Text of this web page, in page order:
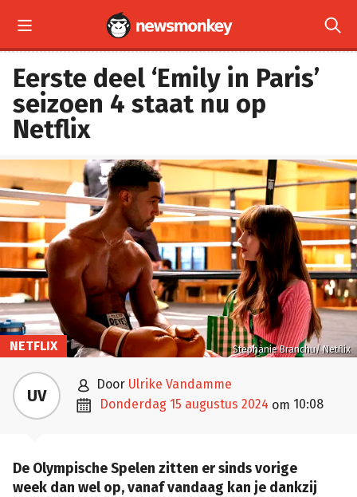
 
Eerste deel ‘Emily in Paris’
seizoen 4 staat nu op
Netflix
Stephanie Branchu/ Netflix
NETFLIX
UV  door Ulrike Vandamme
 donderdag 15 augustus 2024 om 10:08
De Olympische Spelen zitten er sinds vorige
week dan wel op, vanaf vandaag kan je dankzij